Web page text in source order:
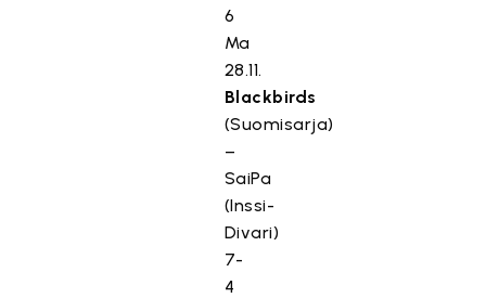
6
Ma
28.11.
Blackbirds
(Suomisarja)
–
SaiPa
(Inssi-
Divari)
7-
4